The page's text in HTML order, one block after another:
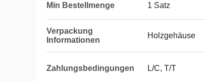
Min Bestellmenge 1 Satz
Verpackung
Informationen
Holzgehäuse
Zahlungsbedingungen L/C, T/T